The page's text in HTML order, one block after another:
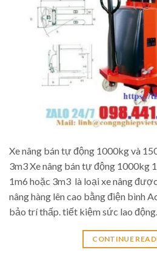
Xe nâng bán tự động 1000kg và
3m3 Xe nâng bán tự động 1000kg
1m6 hoặc 3m3 là loại xe nâng
nâng hàng lên cao bằng điện bình
bảo trí thấp. tiết kiệm sức lao
CONTINUE